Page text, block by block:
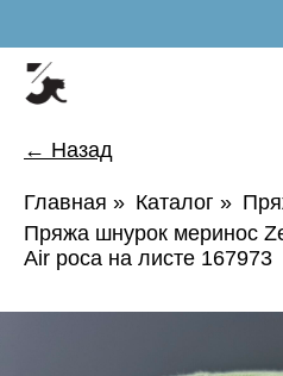
← Назад
Главная » Каталог »
Пряжа шнурок меринос
Air роса на листе 167973